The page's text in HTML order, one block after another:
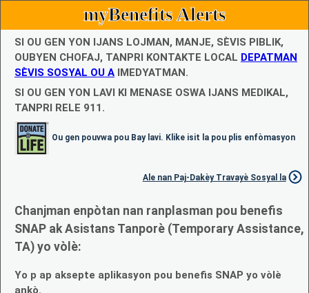
myBenefits Alerts
SI OU GEN YON IJANS LOJMAN, MANJE, SÈVIS PIBLIK,
OUBYEN CHOFAJ, TANPRI KONTAKTE LOCAL DEPATMAN
SÈVIS SOSYAL OU A IMEDYATMAN.
SI OU GEN YON LAVI KI MENASE OSWA IJANS MEDIKAL,
TANPRI RELE 911.
Ou gen pouvwa pou Bay lavi. Klike isit la pou plis enfòmasyon
Ale nan Paj-Dakèy Travayè Sosyal la
Chanjman enpòtan nan ranplasman pou benefis
SNAP ak Asistans Tanporè (Temporary Assistance,
TA) yo vòlè:
Yo p ap aksepte aplikasyon pou benefis SNAP yo vòlè
ankò.